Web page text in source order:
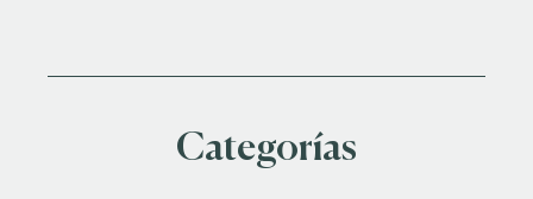
Categorías